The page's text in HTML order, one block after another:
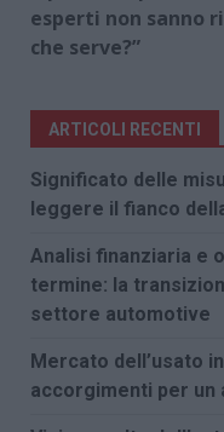
esperti non sanno
che serve?”
ARTICOLI RECENTI
Significato delle
leggere il fianco
Analisi finanziaria e
termine: la
settore automotive
Mercato dell’usato
accorgimenti per un